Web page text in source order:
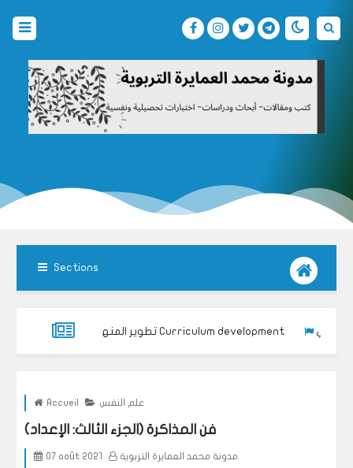
Sections
تطوير المنهاج التربوي Curriculum development
Accueil علم النفس
فن المذاكرة (الجزء الثالث: الإعداد)
07 août 2021